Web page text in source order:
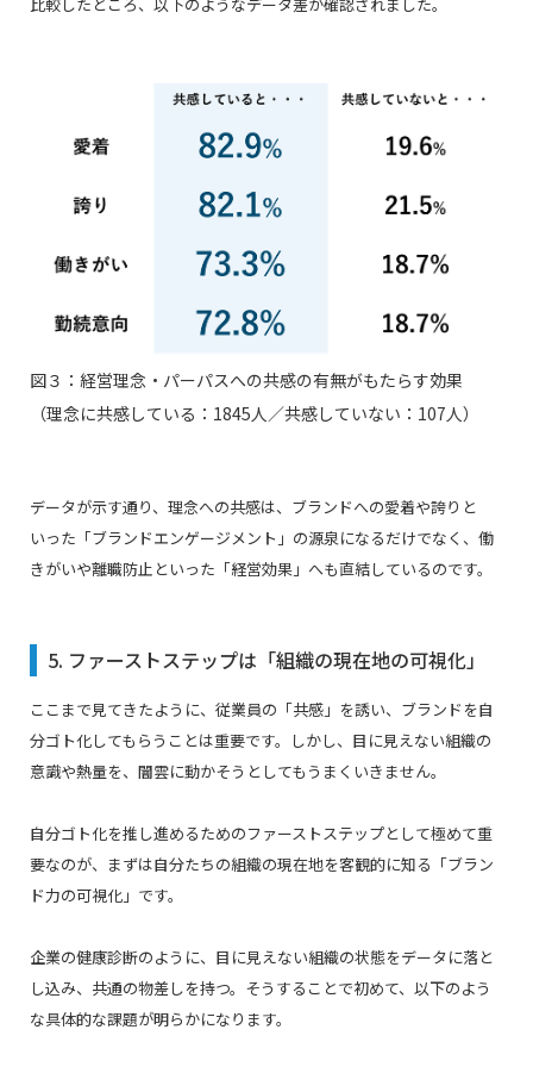
図３：経営理念・パーパスへの共感の有無がもたらす効果
（理念に共感している：1845人／共感していない：107人）
データが示す通り、理念への共感は、ブランドへの愛着や誇りと
いった「ブランドエンゲージメント」の源泉になるだけでなく、働
きがいや離職防止といった「経営効果」へも直結しているのです。
5. ファーストステップは「組織の現在地の可視化」
ここまで見てきたように、従業員の「共感」を誘い、ブランドを自
分ゴト化してもらうことは重要です。しかし、目に見えない組織の
意識や熱量を、闇雲に動かそうとしてもうまくいきません。
自分ゴト化を推し進めるためのファーストステップとして極めて重
要なのが、まずは自分たちの組織の現在地を客観的に知る「ブラン
ド力の可視化」です。
企業の健康診断のように、目に見えない組織の状態をデータに落と
し込み、共通の物差しを持つ。そうすることで初めて、以下のよう
な具体的な課題が明らかになります。